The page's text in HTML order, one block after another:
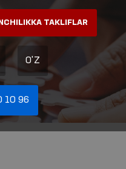
TAKLIFLAR
O'Z
10 96